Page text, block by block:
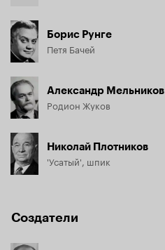
Борис Рунге
Петя Бачей
Александр Мельников
Родион Жуков
Николай Плотников
'Усатый', шпик
Создатели